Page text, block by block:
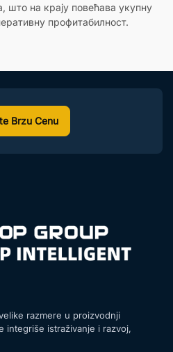
што на крају повећава укупну
профитабилност.
Brzu Cenu
razmere u proizvodnji
integriše istraživanje i razvoj,